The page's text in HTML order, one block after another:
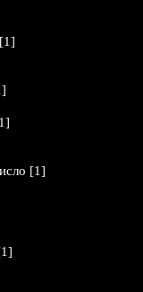
[1]
[1]